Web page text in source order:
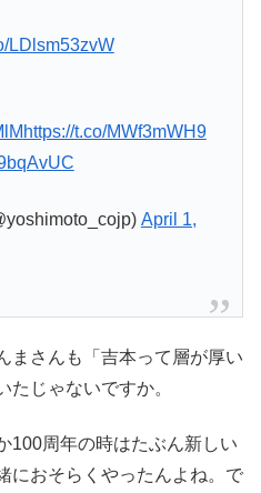
LDlsm53zvW
https://t.co/MWf3mWH9
April 1,
まさんも「吉本って層が厚い
たじゃないですか。
100周年の時はたぶん新しい
におそらくやったんよね。で